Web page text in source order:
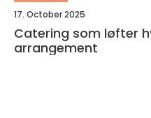
17. October 2025
Catering som løfter
arrangement